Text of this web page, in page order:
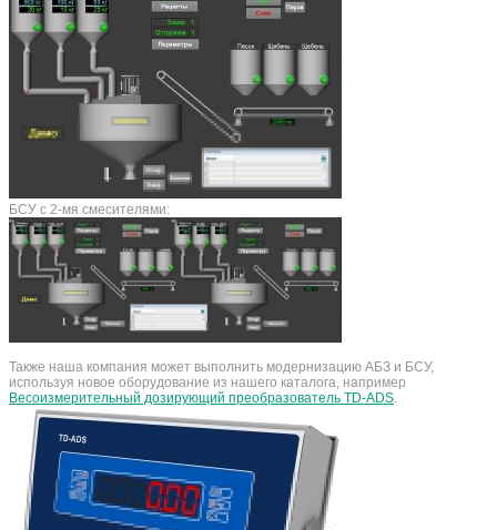
БСУ с 2-мя смесителями:
Также наша компания может выполнить модернизацию АБЗ и БСУ,
используя новое оборудование из нашего каталога, например
Весоизмерительный дозирующий преобразователь TD-ADS.